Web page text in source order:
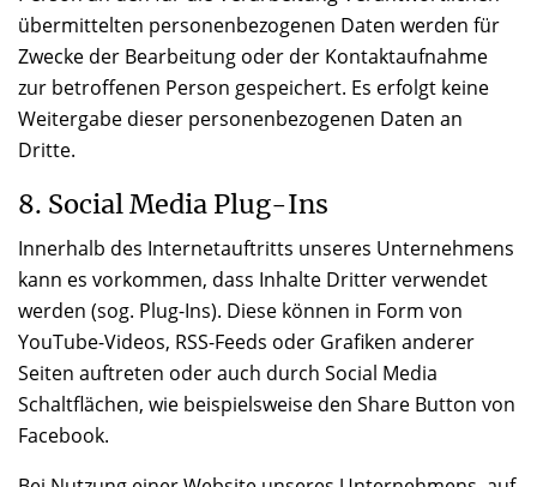
übermittelten personenbezogenen Daten werden für
Zwecke der Bearbeitung oder der Kontaktaufnahme
zur betroffenen Person gespeichert. Es erfolgt keine
Weitergabe dieser personenbezogenen Daten an
Dritte.
8. Social Media Plug-Ins
Innerhalb des Internetauftritts unseres Unternehmens
kann es vorkommen, dass Inhalte Dritter verwendet
werden (sog. Plug-Ins). Diese können in Form von
YouTube-Videos, RSS-Feeds oder Grafiken anderer
Seiten auftreten oder auch durch Social Media
Schaltflächen, wie beispielsweise den Share Button von
Facebook.